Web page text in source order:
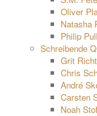
Oliver
Natasha
Philip
Schreibende
Grit
Chris
André
Carsten
Noah